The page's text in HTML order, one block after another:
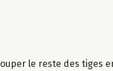
le reste des tiges